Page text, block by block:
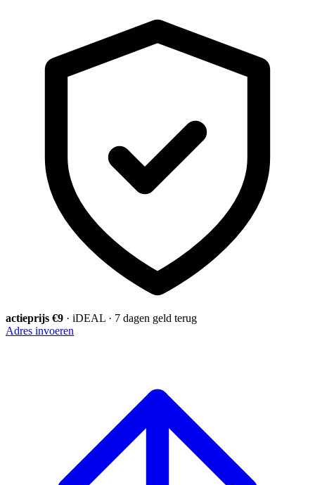
actieprijs €9 · iDEAL · 7 dagen geld terug
Adres invoeren